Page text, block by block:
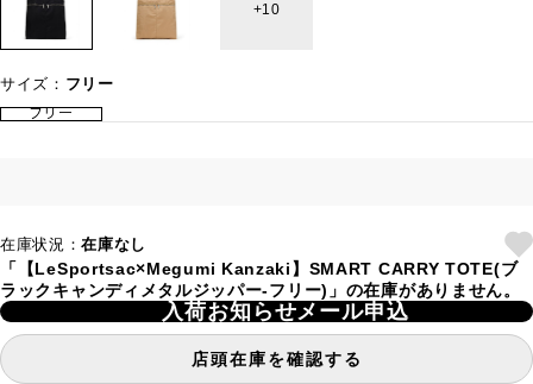
10
サイズ： フリー
フリー
在庫状況：在庫なし
「【LeSportsac×Megumi Kanzaki】SMART CARRY TOTE(ブ
ラックキャンディメタルジッパー-フリー)」の在庫がありません。
入荷お知らせメール申込
店頭在庫を確認する